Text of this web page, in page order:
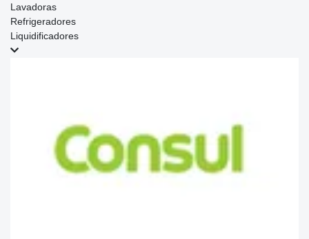
Lavadoras
Refrigeradores
Liquidificadores